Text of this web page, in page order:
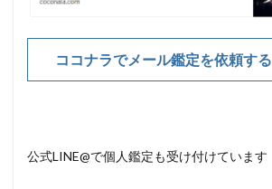
ココナラでメール鑑定を依頼する
公式LINE@で個人鑑定も受け付けています